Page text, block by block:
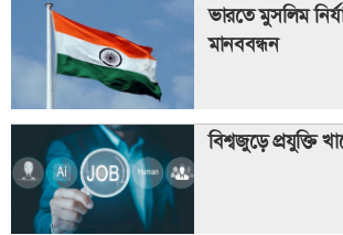
ভারতে মুসলিম
মানববন্ধন
বিশ্বজুড়ে প্রযুক্তি